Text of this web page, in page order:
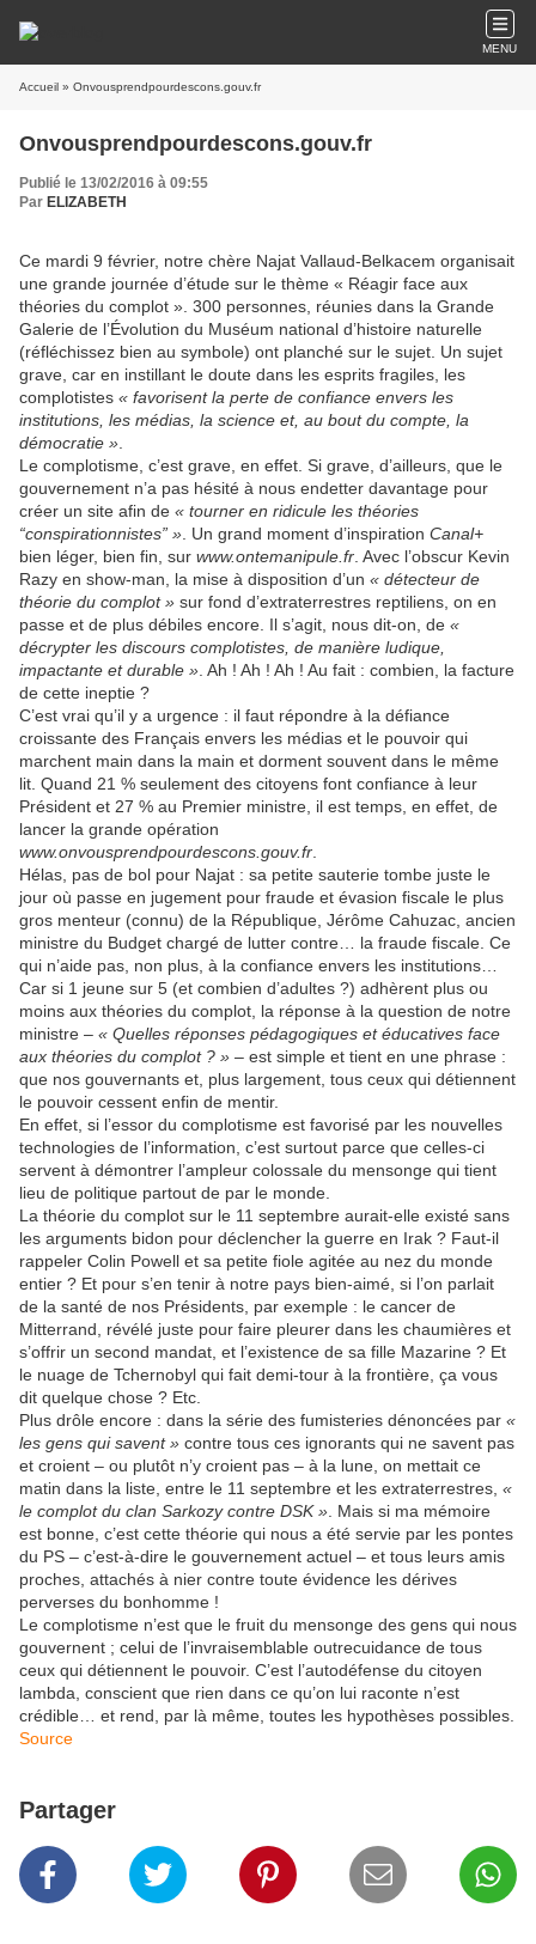
MENU
Accueil » Onvousprendpourdescons.gouv.fr
Onvousprendpourdescons.gouv.fr
Publié le 13/02/2016 à 09:55
Par ELIZABETH
Ce mardi 9 février, notre chère Najat Vallaud-Belkacem organisait
une grande journée d’étude sur le thème « Réagir face aux
théories du complot ». 300 personnes, réunies dans la Grande
Galerie de l’Évolution du Muséum national d’histoire naturelle
(réfléchissez bien au symbole) ont planché sur le sujet. Un sujet
grave, car en instillant le doute dans les esprits fragiles, les
complotistes « favorisent la perte de confiance envers les
institutions, les médias, la science et, au bout du compte, la
démocratie »
Le complotisme, c’est grave, en effet. Si grave, d’ailleurs, que le
gouvernement n’a pas hésité à nous endetter davantage pour
créer un site afin de « tourner en ridicule les théories
“conspirationnistes” » . Un grand moment d’inspiration Canal+
bien léger, bien fin, sur www.ontemanipule.fr . Avec l’obscur Kevin
Razy en show-man, la mise à disposition d’un « détecteur de
théorie du complot » sur fond d’extraterrestres reptiliens, on en
passe et de plus débiles encore. Il s’agit, nous dit-on, de «
décrypter les discours complotistes, de manière ludique,
impactante et durable » . Ah ! Ah ! Ah ! Au fait : combien, la facture
de cette ineptie ?
C’est vrai qu’il y a urgence : il faut répondre à la défiance
croissante des Français envers les médias et le pouvoir qui
marchent main dans la main et dorment souvent dans le même
lit. Quand 21 % seulement des citoyens font confiance à leur
Président et 27 % au Premier ministre, il est temps, en effet, de
lancer la grande opération
www.onvousprendpourdescons.gouv.fr
Hélas, pas de bol pour Najat : sa petite sauterie tombe juste le
jour où passe en jugement pour fraude et évasion fiscale le plus
gros menteur (connu) de la République, Jérôme Cahuzac, ancien
ministre du Budget chargé de lutter contre… la fraude fiscale. Ce
qui n’aide pas, non plus, à la confiance envers les institutions…
Car si 1 jeune sur 5 (et combien d’adultes ?) adhèrent plus ou
moins aux théories du complot, la réponse à la question de notre
ministre – « Quelles réponses pédagogiques et éducatives face
aux théories du complot ? » – est simple et tient en une phrase :
que nos gouvernants et, plus largement, tous ceux qui détiennent
le pouvoir cessent enfin de mentir.
En effet, si l’essor du complotisme est favorisé par les nouvelles
technologies de l’information, c’est surtout parce que celles-ci
servent à démontrer l’ampleur colossale du mensonge qui tient
lieu de politique partout de par le monde.
La théorie du complot sur le 11 septembre aurait-elle existé sans
les arguments bidon pour déclencher la guerre en Irak ? Faut-il
rappeler Colin Powell et sa petite fiole agitée au nez du monde
entier ? Et pour s’en tenir à notre pays bien-aimé, si l’on parlait
de la santé de nos Présidents, par exemple : le cancer de
Mitterrand, révélé juste pour faire pleurer dans les chaumières et
s’offrir un second mandat, et l’existence de sa fille Mazarine ? Et
le nuage de Tchernobyl qui fait demi-tour à la frontière, ça vous
dit quelque chose ? Etc.
Plus drôle encore : dans la série des fumisteries dénoncées par «
les gens qui savent » contre tous ces ignorants qui ne savent pas
et croient – ou plutôt n’y croient pas – à la lune, on mettait ce
matin dans la liste, entre le 11 septembre et les extraterrestres, «
le complot du clan Sarkozy contre DSK » . Mais si ma mémoire
est bonne, c’est cette théorie qui nous a été servie par les pontes
du PS – c’est-à-dire le gouvernement actuel – et tous leurs amis
proches, attachés à nier contre toute évidence les dérives
perverses du bonhomme !
Le complotisme n’est que le fruit du mensonge des gens qui nous
gouvernent ; celui de l’invraisemblable outrecuidance de tous
ceux qui détiennent le pouvoir. C’est l’autodéfense du citoyen
lambda, conscient que rien dans ce qu’on lui raconte n’est
crédible… et rend, par là même, toutes les hypothèses possibles.
Source
Partager